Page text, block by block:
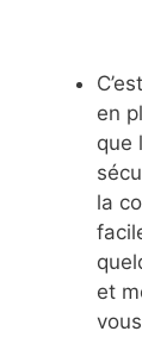
en
que
la
et